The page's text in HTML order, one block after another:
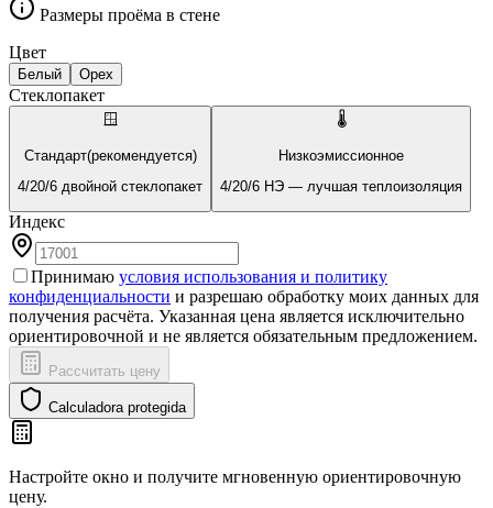
Размеры проёма в стене
Цвет
Белый Орех
Стеклопакет
🪟
Стандарт(рекомендуется)
4/20/6 двойной стеклопакет
🌡️
Низкоэмиссионное
4/20/6 НЭ — лучшая теплоизоляция
Индекс
Принимаю условия использования и политику
конфиденциальности и разрешаю обработку моих данных для
получения расчёта. Указанная цена является исключительно
ориентировочной и не является обязательным предложением.
Рассчитать цену
Calculadora protegida
Настройте окно и получите мгновенную ориентировочную
цену.